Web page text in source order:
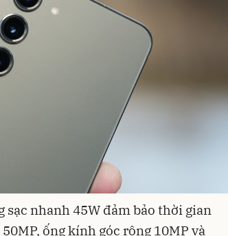
nhanh 45W đảm bảo thời gian
ống kính góc rộng 10MP và